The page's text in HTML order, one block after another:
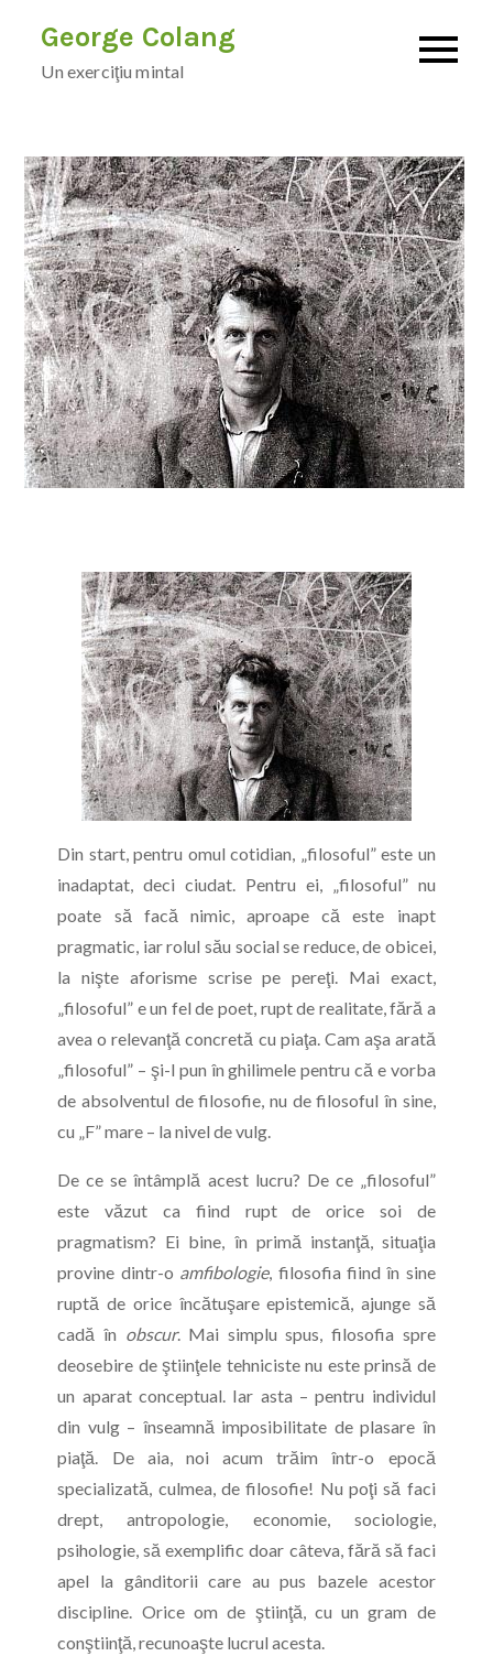
content
George Colang
Un exerciţiu mintal
Din start, pentru omul cotidian, „filosoful” este un
inadaptat, deci ciudat. Pentru ei, „filosoful” nu
poate să facă nimic, aproape că este inapt
pragmatic, iar rolul său social se reduce, de obicei,
la nişte aforisme scrise pe pereţi. Mai exact,
„filosoful” e un fel de poet, rupt de realitate, fără a
avea o relevanţă concretă cu piaţa. Cam aşa arată
„filosoful” – şi-l pun în ghilimele pentru că e vorba
de absolventul de filosofie, nu de filosoful în sine,
cu „F” mare – la nivel de vulg.
De ce se întâmplă acest lucru? De ce „filosoful”
este văzut ca fiind rupt de orice soi de
pragmatism? Ei bine, în primă instanţă, situaţia
provine dintr-o amfibologie, filosofia fiind în sine
ruptă de orice încătuşare epistemică, ajunge să
cadă în obscur. Mai simplu spus, filosofia spre
deosebire de ştiinţele tehniciste nu este prinsă de
un aparat conceptual. Iar asta – pentru individul
din vulg – înseamnă imposibilitate de plasare în
piaţă. De aia, noi acum trăim într-o epocă
specializată, culmea, de filosofie! Nu poţi să faci
drept, antropologie, economie, sociologie,
psihologie, să exemplific doar câteva, fără să faci
apel la gânditorii care au pus bazele acestor
discipline. Orice om de ştiinţă, cu un gram de
conştiinţă, recunoaşte lucrul acesta.